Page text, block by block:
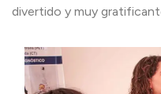
divertido y muy